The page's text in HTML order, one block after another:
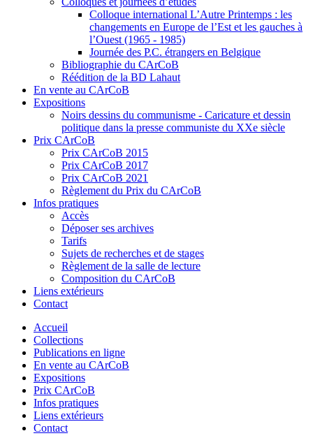
Colloque international L’Autre Printemps : les
changements en Europe de l’Est et les gauches à
l’Ouest (1965 - 1985)
Journée des P.C. étrangers en Belgique
Bibliographie du CArCoB
Réédition de la BD Lahaut
En vente au CArCoB
Expositions
Noirs dessins du communisme - Caricature et dessin
politique dans la presse communiste du XXe siècle
Prix CArCoB
Prix CArCoB 2015
Prix CArCoB 2017
Prix CArCoB 2021
Règlement du Prix du CArCoB
Infos pratiques
Accès
Déposer ses archives
Tarifs
Sujets de recherches et de stages
Règlement de la salle de lecture
Composition du CArCoB
Liens extérieurs
Contact
Accueil
Collections
Publications en ligne
En vente au CArCoB
Expositions
Prix CArCoB
Infos pratiques
Liens extérieurs
Contact